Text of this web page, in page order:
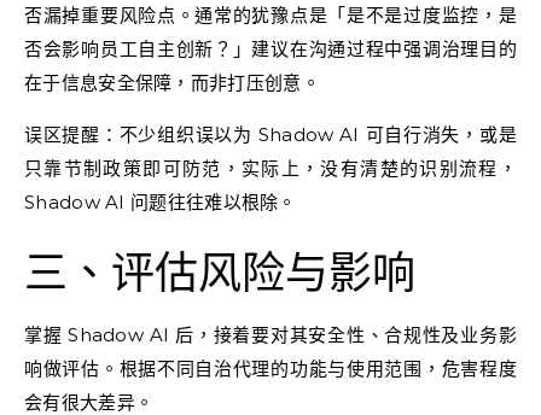
否漏掉重要风险点。通常的犹豫点是「是不是过度监控，是
否会影响员工自主创新？」建议在沟通过程中强调治理目的
在于信息安全保障，而非打压创意。
误区提醒：不少组织误以为 Shadow AI 可自行消失，或是
只靠节制政策即可防范，实际上，没有清楚的识别流程，
Shadow AI 问题往往难以根除。
三、评估风险与影响
掌握 Shadow AI 后，接着要对其安全性、合规性及业务影
响做评估。根据不同自治代理的功能与使用范围，危害程度
会有很大差异。